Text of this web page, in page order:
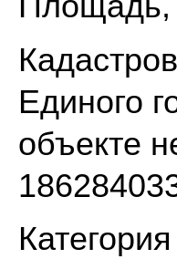
Единого
объекте